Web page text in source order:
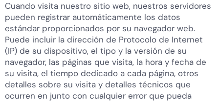
Cuando visita nuestro sitio web, nuestros servidores
pueden registrar automáticamente los datos
estándar proporcionados por su navegador web.
Puede incluir la dirección de Protocolo de Internet
(IP) de su dispositivo, el tipo y la versión de su
navegador, las páginas que visita, la hora y fecha de
su visita, el tiempo dedicado a cada página, otros
detalles sobre su visita y detalles técnicos que
ocurren en junto con cualquier error que pueda